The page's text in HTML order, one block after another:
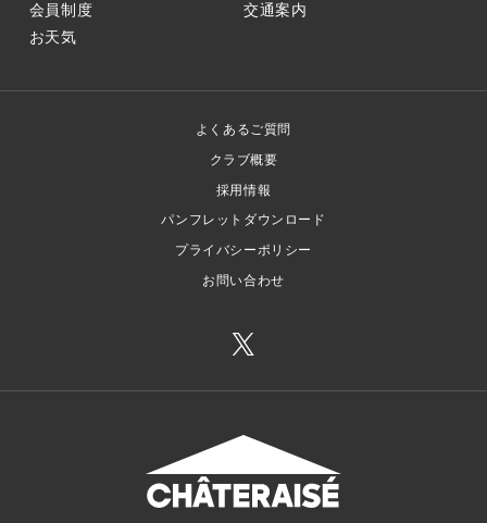
会員制度
交通案内
お天気
よくあるご質問
クラブ概要
採用情報
パンフレットダウンロード
プライバシーポリシー
お問い合わせ